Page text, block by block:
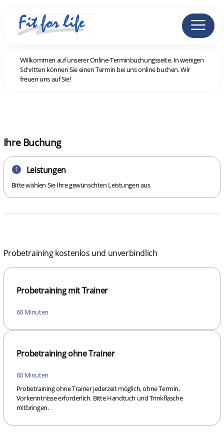
Willkommen auf unserer Online-Terminbuchungsseite. In wenigen
Schritten können Sie einen Termin bei uns online buchen. Wir
freuen uns auf Sie!
Probetraining kostenlos und unverbindlich
Probetraining mit Trainer
60 Minuten
Probetraining ohne Trainer
60 Minuten
Probetraining ohne Trainer jederzeit möglich, ohne Termin.
Vorkenntnisse erforderlich. Bitte Handtuch und Trinkflasche
mitbringen.
Ihre Buchung
1 Leistungen
Bitte wählen Sie Ihre gewünschten Leistungen aus